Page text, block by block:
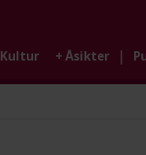
Kultur + Åsikter |